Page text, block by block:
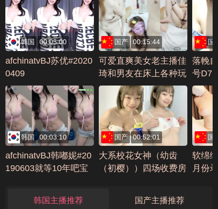
韩国 00:03:00
afchinatvBJ苏优#2020
0409
国产 00:15:44
可爱直爽美女老主播佳
琦和男友在床上各种玩
耍性爱无套爆操内射掰
逼编号3DE8DDFD
国
落輓
号
韩国 00:03:10
afchinatvBJ韩嘟妮#20
190603就等10年吧宝
国产 00:52:01
大系校花女神（幼齿
（初樱））四场收费房
能诱惑(7)编号8DC466
国
软绵
月份
韩国主播推荐 国产主播推荐